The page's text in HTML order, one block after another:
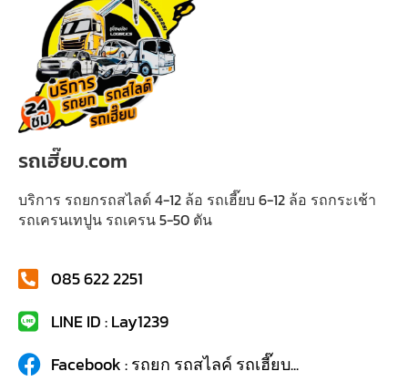
รถเฮี๊ยบ.com
บริการ รถยกรถสไลด์ 4-12 ล้อ รถเฮี๊ยบ 6-12 ล้อ รถกระเช้า
รถเครนเทปูน รถเครน 5-50 ตัน
085 622 2251
LINE ID : Lay1239
Facebook : รถยก รถสไลค์ รถเฮี๊ยบ...